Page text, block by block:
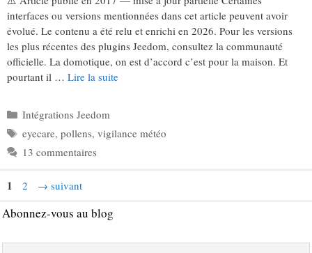
interfaces ou versions mentionnées dans cet article peuvent avoir
évolué. Le contenu a été relu et enrichi en 2026. Pour les versions
les plus récentes des plugins Jeedom, consultez la communauté
officielle. La domotique, on est d’accord c’est pour la maison. Et
pourtant il … Lire la suite
Catégories
Intégrations Jeedom
Étiquettes
eyecare, pollens, vigilance météo
13 commentaires
Page
1 Page
2 → suivant
Abonnez-vous au blog